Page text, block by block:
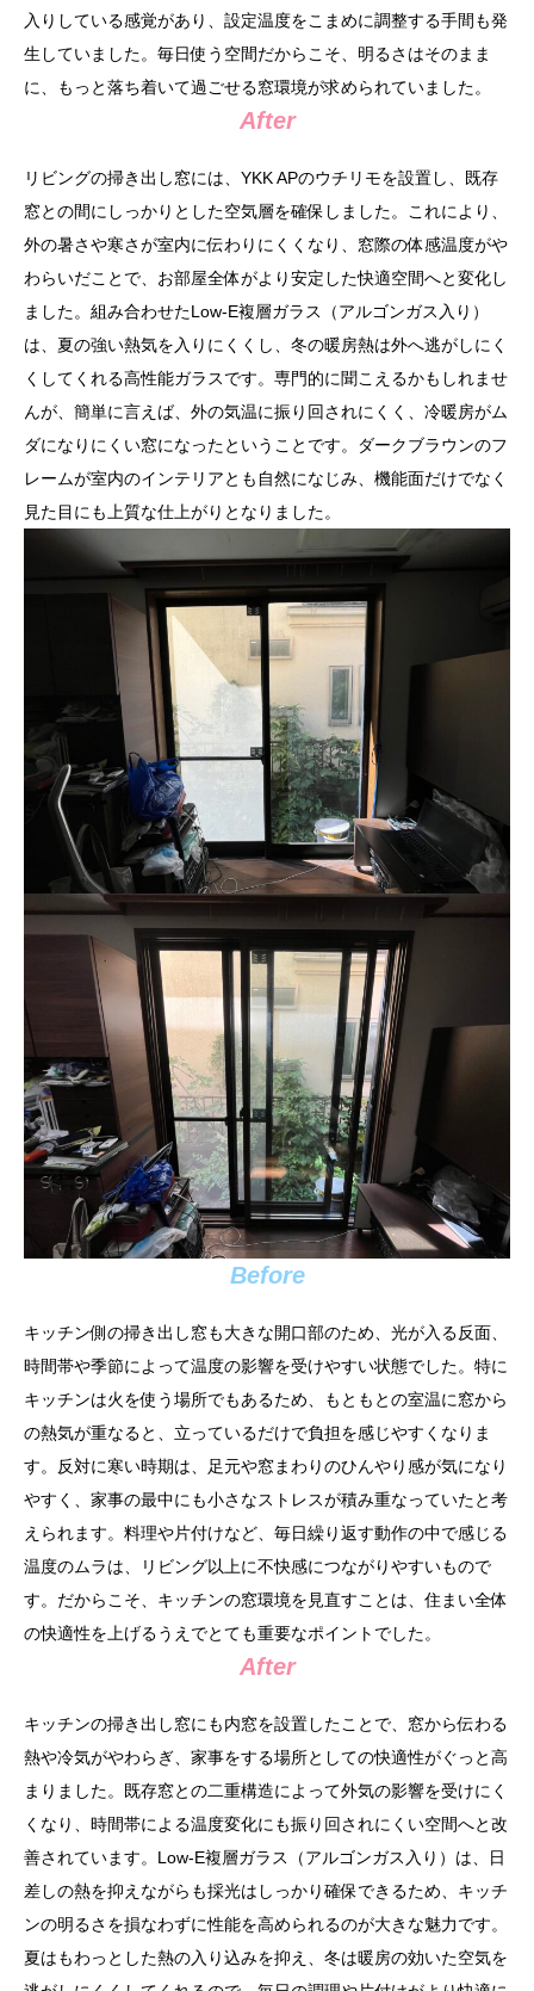
入りしている感覚があり、設定温度をこまめに調整する手間も発
生していました。毎日使う空間だからこそ、明るさはそのまま
に、もっと落ち着いて過ごせる窓環境が求められていました。
After
リビングの掃き出し窓には、YKK APのウチリモを設置し、既存
窓との間にしっかりとした空気層を確保しました。これにより、
外の暑さや寒さが室内に伝わりにくくなり、窓際の体感温度がや
わらいだことで、お部屋全体がより安定した快適空間へと変化し
ました。組み合わせたLow-E複層ガラス（アルゴンガス入り）
は、夏の強い熱気を入りにくくし、冬の暖房熱は外へ逃がしにく
くしてくれる高性能ガラスです。専門的に聞こえるかもしれませ
んが、簡単に言えば、外の気温に振り回されにくく、冷暖房がム
ダになりにくい窓になったということです。ダークブラウンのフ
レームが室内のインテリアとも自然になじみ、機能面だけでなく
見た目にも上質な仕上がりとなりました。
Before
キッチン側の掃き出し窓も大きな開口部のため、光が入る反面、
時間帯や季節によって温度の影響を受けやすい状態でした。特に
キッチンは火を使う場所でもあるため、もともとの室温に窓から
の熱気が重なると、立っているだけで負担を感じやすくなりま
す。反対に寒い時期は、足元や窓まわりのひんやり感が気になり
やすく、家事の最中にも小さなストレスが積み重なっていたと考
えられます。料理や片付けなど、毎日繰り返す動作の中で感じる
温度のムラは、リビング以上に不快感につながりやすいもので
す。だからこそ、キッチンの窓環境を見直すことは、住まい全体
の快適性を上げるうえでとても重要なポイントでした。
After
キッチンの掃き出し窓にも内窓を設置したことで、窓から伝わる
熱や冷気がやわらぎ、家事をする場所としての快適性がぐっと高
まりました。既存窓との二重構造によって外気の影響を受けにく
くなり、時間帯による温度変化にも振り回されにくい空間へと改
善されています。Low-E複層ガラス（アルゴンガス入り）は、日
差しの熱を抑えながらも採光はしっかり確保できるため、キッチ
ンの明るさを損なわずに性能を高められるのが大きな魅力です。
夏はもわっとした熱の入り込みを抑え、冬は暖房の効いた空気を